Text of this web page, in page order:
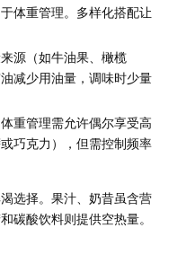
体重管理。多样化搭配让
源（如牛油果、橄榄
减少用油量，调味时少量
重管理需允许偶尔享受高
巧克力），但需控制频率
选择。果汁、奶昔虽含营
碳酸饮料则提供空热量。